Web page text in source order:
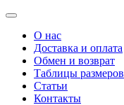
О нас
Доставка и оплата
Обмен и возврат
Таблицы размеров
Статьи
Контакты